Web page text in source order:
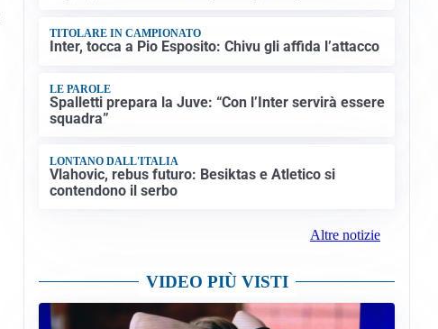
TITOLARE IN CAMPIONATO
Inter, tocca a Pio Esposito: Chivu gli affida l’attacco
LE PAROLE
Spalletti prepara la Juve: “Con l’Inter servirà essere
squadra”
LONTANO DALL'ITALIA
Vlahovic, rebus futuro: Besiktas e Atletico si
contendono il serbo
Altre notizie
VIDEO PIÙ VISTI